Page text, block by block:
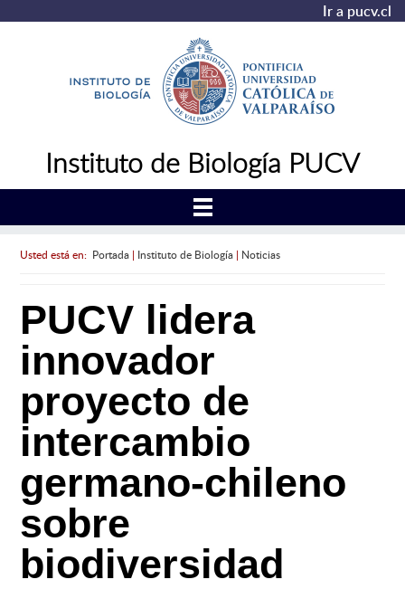
Ir a pucv.cl
Instituto de Biología PUCV
Usted está en: Portada| Instituto de Biología| Noticias
PUCV lidera
innovador
proyecto de
intercambio
germano-chileno
sobre
biodiversidad